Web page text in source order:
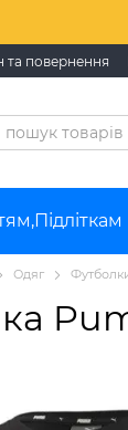
та повернення
Одяг